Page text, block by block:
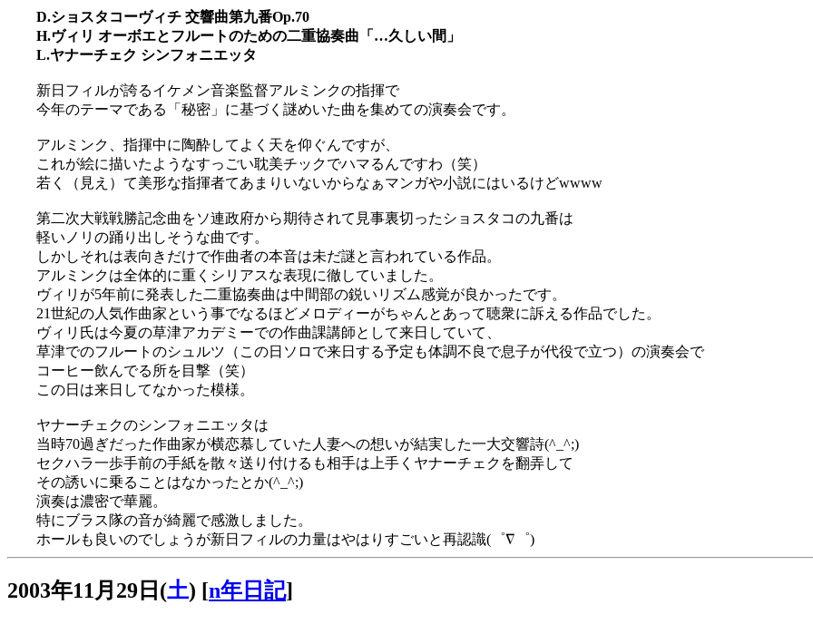
D.ショスタコーヴィチ 交響曲第九番Op.70
H.ヴィリ オーボエとフルートのための二重協奏曲「…久しい間」
L.ヤナーチェク シンフォニエッタ
新日フィルが誇るイケメン音楽監督アルミンクの指揮で
今年のテーマである「秘密」に基づく謎めいた曲を集めての演奏会です。
アルミンク、指揮中に陶酔してよく天を仰ぐんですが、
これが絵に描いたようなすっごい耽美チックでハマるんですわ（笑）
若く（見え）て美形な指揮者てあまりいないからなぁマンガや小説にはいるけどwwww
第二次大戦戦勝記念曲をソ連政府から期待されて見事裏切ったショスタコの九番は
軽いノリの踊り出しそうな曲です。
しかしそれは表向きだけで作曲者の本音は未だ謎と言われている作品。
アルミンクは全体的に重くシリアスな表現に徹していました。
ヴィリが5年前に発表した二重協奏曲は中間部の鋭いリズム感覚が良かったです。
21世紀の人気作曲家という事でなるほどメロディーがちゃんとあって聴衆に訴える作品でした。
ヴィリ氏は今夏の草津アカデミーでの作曲課講師として来日していて、
草津でのフルートのシュルツ（この日ソロで来日する予定も体調不良で息子が代役で立つ）の演奏会で
コーヒー飲んでる所を目撃（笑）
この日は来日してなかった模様。
ヤナーチェクのシンフォニエッタは
当時70過ぎだった作曲家が横恋慕していた人妻への想いが結実した一大交響詩(^_^;)
セクハラ一歩手前の手紙を散々送り付けるも相手は上手くヤナーチェクを翻弄して
その誘いに乗ることはなかったとか(^_^;)
演奏は濃密で華麗。
特にブラス隊の音が綺麗で感激しました。
ホールも良いのでしょうが新日フィルの力量はやはりすごいと再認識(゜∇゜)
2003年11月29日(土) [n年日記]